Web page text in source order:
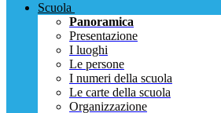
Scuola
Panoramica
Presentazione
I luoghi
Le persone
I numeri della scuola
Le carte della scuola
Organizzazione